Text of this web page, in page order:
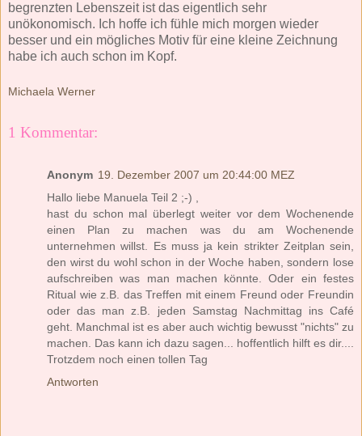
begrenzten Lebenszeit ist das eigentlich sehr
unökonomisch. Ich hoffe ich fühle mich morgen wieder
besser und ein mögliches Motiv für eine kleine Zeichnung
habe ich auch schon im Kopf.
Michaela Werner
1 Kommentar:
Anonym 19. Dezember 2007 um 20:44:00 MEZ
Hallo liebe Manuela Teil 2 ;-) ,
hast du schon mal überlegt weiter vor dem Wochenende
einen Plan zu machen was du am Wochenende
unternehmen willst. Es muss ja kein strikter Zeitplan sein,
den wirst du wohl schon in der Woche haben, sondern lose
aufschreiben was man machen könnte. Oder ein festes
Ritual wie z.B. das Treffen mit einem Freund oder Freundin
oder das man z.B. jeden Samstag Nachmittag ins Café
geht. Manchmal ist es aber auch wichtig bewusst "nichts" zu
machen. Das kann ich dazu sagen... hoffentlich hilft es dir....
Trotzdem noch einen tollen Tag
Antworten